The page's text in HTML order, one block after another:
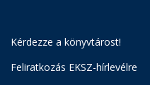
Kérdezze a könyvtárost!
Feliratkozás EKSZ-hírlevélre